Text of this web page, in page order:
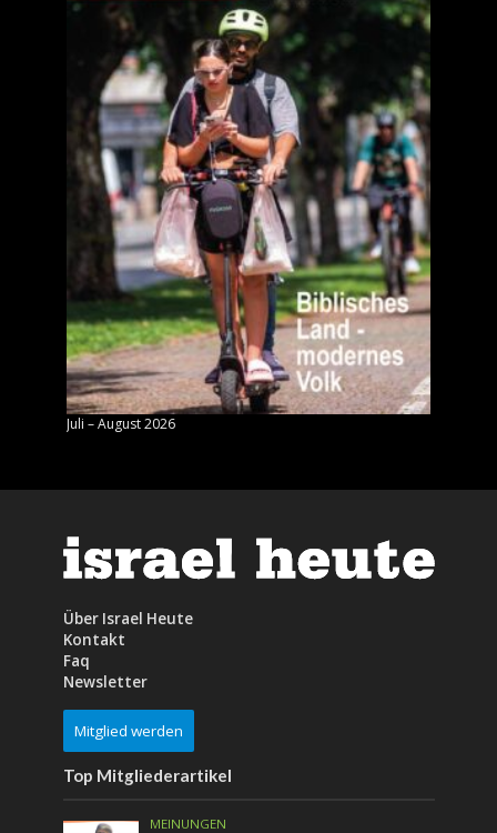
Juli – August 2026
Über Israel Heute
Kontakt
Faq
Newsletter
Mitglied werden
Top Mitgliederartikel
MEINUNGEN